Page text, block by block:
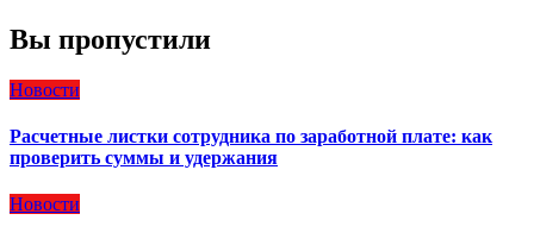
Вы пропустили
Новости
Расчетные листки сотрудника по заработной плате: как
проверить суммы и удержания
Новости